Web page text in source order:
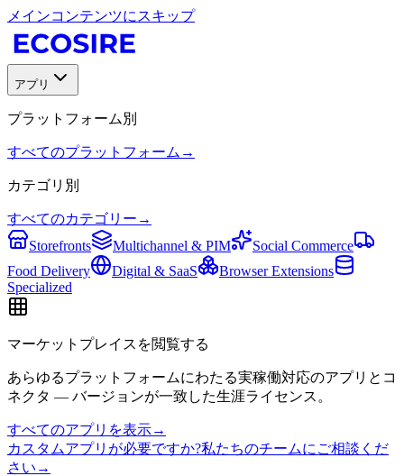
メインコンテンツにスキップ
アプリ
プラットフォーム別
すべてのプラットフォーム →
カテゴリ別
すべてのカテゴリー →
Storefronts
Multichannel & PIM
Social Commerce
Food Delivery
Digital & SaaS
Browser Extensions
Specialized
マーケットプレイスを閲覧する
あらゆるプラットフォームにわたる実稼働対応のアプリとコ
ネクタ — バージョンが一致した生涯ライセンス。
すべてのアプリを表示→
カスタムアプリが必要ですか?私たちのチームにご相談くだ
さい →